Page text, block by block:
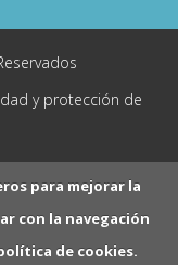
y protección de
para mejorar la
con la navegación
de cookies.